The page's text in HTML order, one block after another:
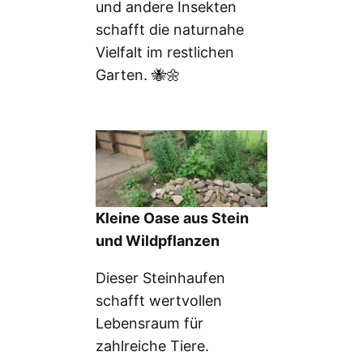
und andere Insekten
schafft die naturnahe
Vielfalt im restlichen
Garten. 🐝🌼
Kleine Oase aus Stein
und Wildpflanzen
Dieser Steinhaufen
schafft wertvollen
Lebensraum für
zahlreiche Tiere.